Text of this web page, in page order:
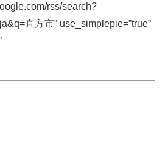
rss/search?
直方市” use_simplepie=”true”